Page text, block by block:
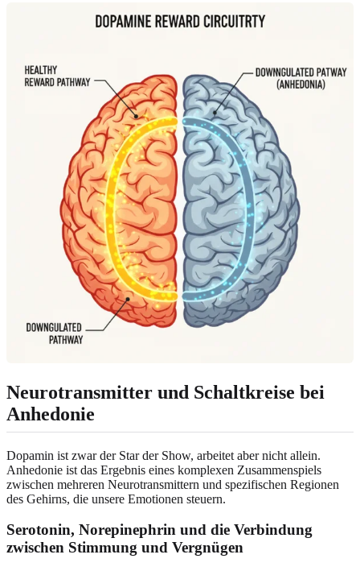
Neurotransmitter und Schaltkreise bei
Anhedonie
Dopamin ist zwar der Star der Show, arbeitet aber nicht allein.
Anhedonie ist das Ergebnis eines komplexen Zusammenspiels
zwischen mehreren Neurotransmittern und spezifischen Regionen
des Gehirns, die unsere Emotionen steuern.
Serotonin, Norepinephrin und die Verbindung
zwischen Stimmung und Vergnügen